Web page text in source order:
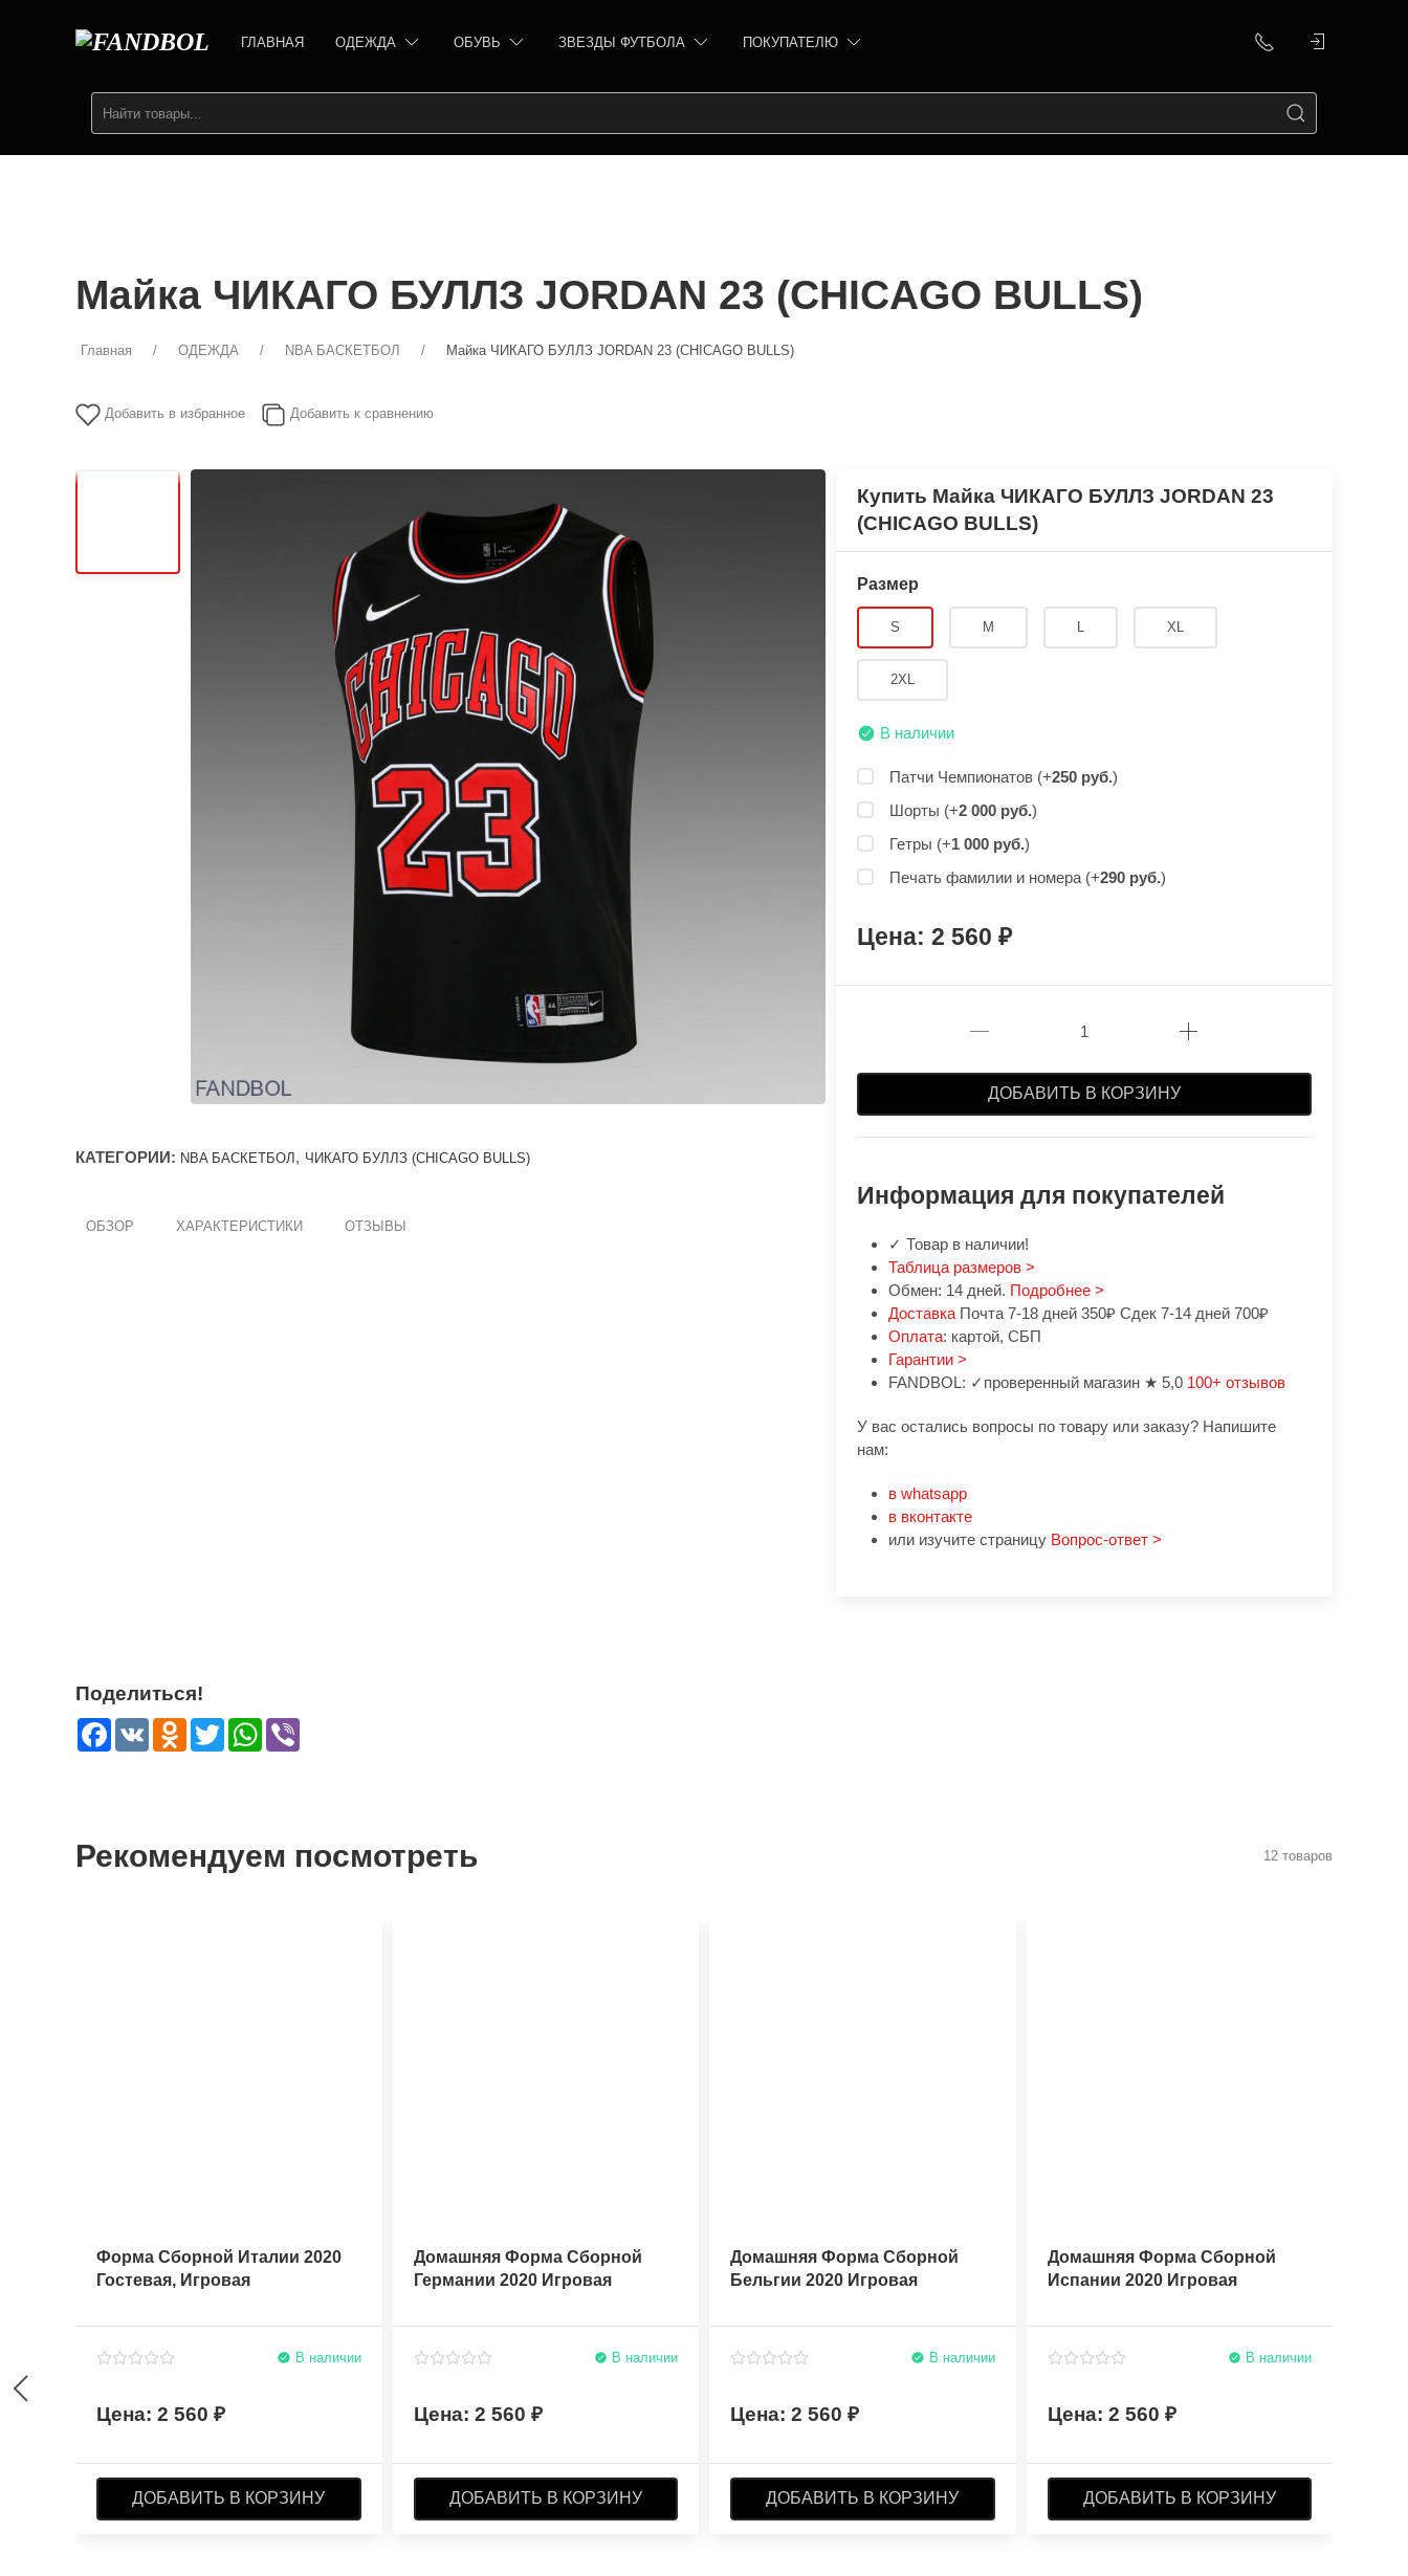
ГЛАВНАЯ ОДЕЖДА ОБУВЬ ЗВЕЗДЫ ФУТБОЛА ПОКУПАТЕЛЮ
Майка ЧИКАГО БУЛЛЗ JORDAN 23 (CHICAGO BULLS)
Главная ОДЕЖДА NBA БАСКЕТБОЛ Майка ЧИКАГО БУЛЛЗ JORDAN 23 (CHICAGO BULLS)
Добавить в избранное Добавить к сравнению
КАТЕГОРИИ: NBA БАСКЕТБОЛ, ЧИКАГО БУЛЛЗ (CHICAGO BULLS)
ОБЗОР ХАРАКТЕРИСТИКИ ОТЗЫВЫ
Купить Майка ЧИКАГО БУЛЛЗ JORDAN 23
(CHICAGO BULLS)
Размер
S M L XL
2XL
В наличии
Патчи Чемпионатов (+250 руб.)
Шорты (+2 000 руб.)
Гетры (+1 000 руб.)
Печать фамилии и номера (+290 руб.)
2 560
ДОБАВИТЬ В КОРЗИНУ
Информация для покупателей
✓ Товар в наличии!
Таблица размеров >
Обмен: 14 дней. Подробнее >
Доставка Почта 7-18 дней 350₽ Сдек 7-14 дней 700₽
Оплата: картой, СБП
Гарантии >
FANDBOL: ✓проверенный магазин ★ 5,0 100+ отзывов
У вас остались вопросы по товару или заказу? Напишите
нам:
в whatsapp
в вконтакте
или изучите страницу Вопрос-ответ >
Поделиться!
Facebook
VK Odnoklassniki
TwitterWhatsApp
Рекомендуем посмотреть 12 товаров
Форма Сборной Италии 2020
Гостевая, Игровая
В наличии
2 560
ДОБАВИТЬ В КОРЗИНУ
Домашняя Форма Сборной
Германии 2020 Игровая
В наличии
2 560
ДОБАВИТЬ В КОРЗИНУ
Домашняя Форма Сборной
Бельгии 2020 Игровая
В наличии
2 560
ДОБАВИТЬ В КОРЗИНУ
Домашняя Форма Сборной
Испании 2020 Игровая
В наличии
2 560
ДОБАВИТЬ В КОРЗИНУ